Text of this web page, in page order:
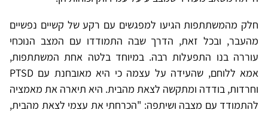
חלק מהמשתתפות הגיעו למפגשים עם רקע של קשיים נפשיים
מהעבר, ובכל זאת, הדרך שבה התמודדו עם המצב הנוכחי
עוררה בנו התפעלות רבה. במיוחד בלטה אחת המשתתפות,
אמא ללוחם, שהעידה על עצמה כי היא מאובחנת עם PTSD
וחרדות, בודדה ומתקשה לצאת מהבית. היא תיארה את מאמציה
להתמודד עם מצבה ושיתפה: "הכרחתי את עצמי לצאת מהבית,